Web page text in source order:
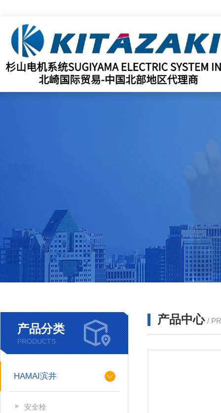
产品分类
PRODUCTS
HAMAI滨井
安全栓
产品中心 /